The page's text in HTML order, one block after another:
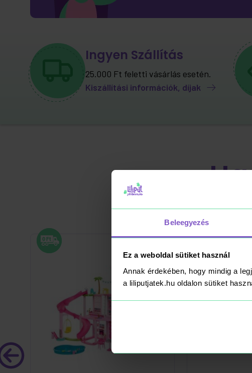
Beleegyezés
Ez a weboldal sütiket használ
Annak érdekében, hogy mindig a
a liliputjatek.hu oldalon sütiket
Ingyen Szállítás
25.000 Ft feletti vásárlás esetén.
Kiszállítási információk, díjak